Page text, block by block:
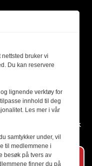
og presseetikken slik
bruker vi
Du kan reservere
lignende verktøy for
innhold til deg
Les mer i vår
samtykker under, vil
til medlemmene i
besøk på tvers av
finner du på